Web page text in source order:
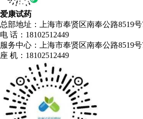
爱康试药
总部地址：上海市奉贤区南奉公路8519
电 话：18102512449
服务中心：上海市奉贤区南奉公路8519
座 机：18102512449